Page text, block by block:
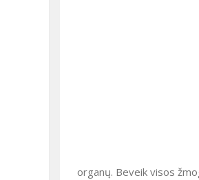
organų. Beveik visos